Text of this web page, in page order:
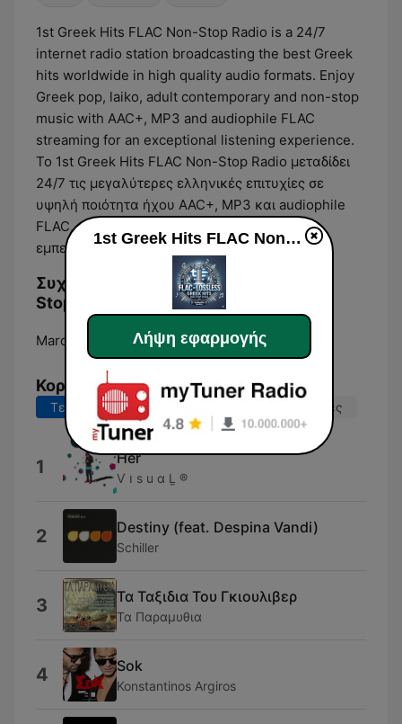
1st Greek Hits FLAC Non-Stop Radio is a 24/7
internet radio station broadcasting the best Greek
hits worldwide in high quality audio formats. Enjoy
Greek pop, laiko, adult contemporary and non-stop
music with AAC+, MP3 and audiophile FLAC
streaming for an exceptional listening experience.
Το 1st Greek Hits FLAC Non-Stop Radio μεταδίδει
24/7 τις μεγαλύτερες ελληνικές επιτυχίες σε
υψηλή ποιότητα ήχου AAC+, MP3 και audiophile
FLAC, προσφέροντας ασταμάτητη μουσική
εμπειρία σε όλο τον κόσμο.
Συχνότητες 1st Greek Hits FLAC Non-
Stop Radio:
Maroúsi: Online
Κορυφαία τραγούδια
Τελευταίες 7 ημέρες Τελευταίες 30 ημέρες
1 Her
Ѵ ו ѕ u ɑ Ḻ ®
2 Destiny (feat. Despina Vandi)
Schiller
3 Τα Ταξιδια Του Γκιουλιβερ
Τα Παραμυθια
4 Sok
Konstantinos Argiros
1st Greek Hits FLAC Non-Stop Radio
Λήψη εφαρμογής